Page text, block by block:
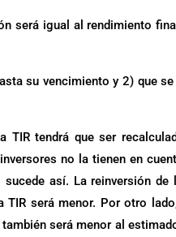
será igual al rendimiento
su vencimiento y 2) que
TIR tendrá que ser
no la tienen en
así. La reinversión
será menor. Por otro
será menor al